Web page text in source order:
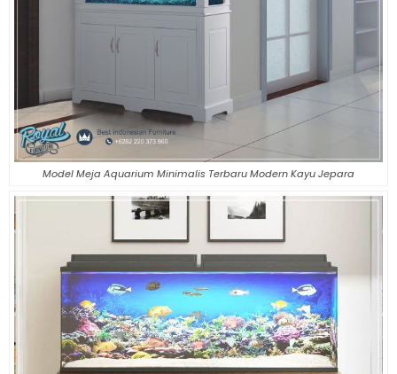
Model Meja Aquarium Minimalis Terbaru Modern Kayu Jepara